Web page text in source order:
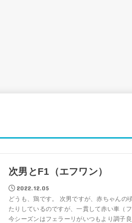
次男とF1（エフワン）
2022.12.05
どうも、鶏です。 次男ですが、赤ちゃんの
たりしているのですが、一貫して赤い車（
今シーズンはフェラーリがいつもより調子